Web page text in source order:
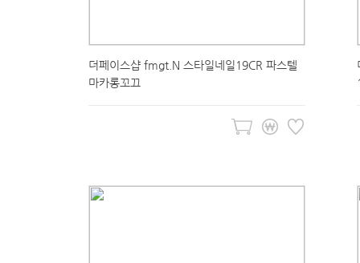
더페이스샵 fmgt.N 스타일네일19CR 파스텔
마카롱꼬끄